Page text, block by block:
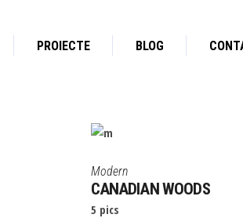
PROIECTE BLOG
Modern
CANADIAN WOODS
5 pics